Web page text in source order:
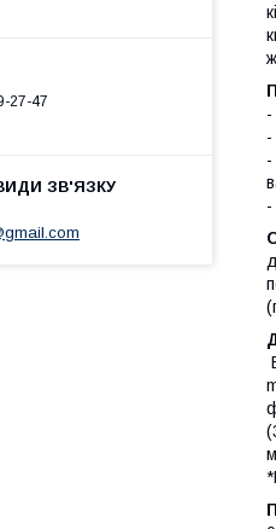
-
-
-
-
27-47